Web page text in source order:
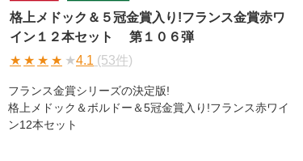
格上メドック＆５冠金賞入り!フランス金賞赤ワ
イン１２本セット 第１０６弾
★ ★ ★ ★ ★4.1 (53件)
フランス金賞シリーズの決定版!
格上メドック＆ボルドー＆5冠金賞入り!フランス赤ワイ
ン12本セット